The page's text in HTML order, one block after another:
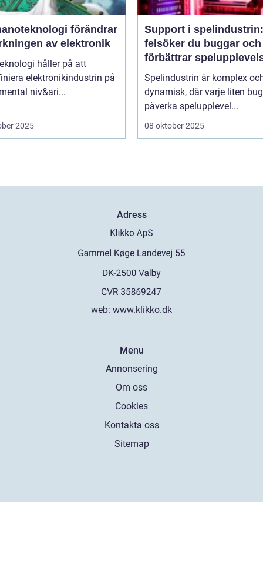
förändrar
av elektronik
håller på att
elektronikindustrin på
niv&ari...
2025
Support i
felsöker du buggar och
förbättrar
Spelindustrin är komplex
dynamisk, där varje liten
påverka spelupplevel...
08 oktober 2025
Adress
web: www.klikko.dk
Menu
Annonsering
Om oss
Cookies
Kontakta oss
Sitemap